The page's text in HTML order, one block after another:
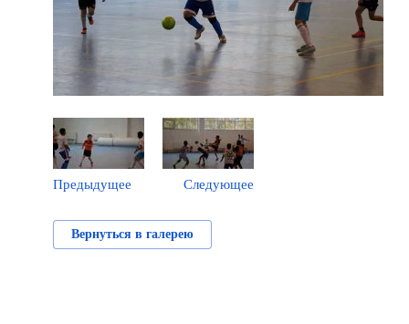
Предыдущее Следующее
Вернуться в галерею